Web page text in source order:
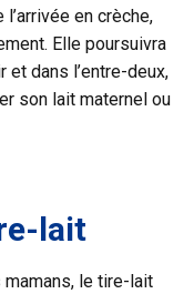
en crèche,
Elle poursuivra
et dans l’entre-deux,
son lait maternel ou
lait
le tire-lait